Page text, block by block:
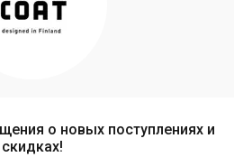
о новых поступлениях и
скидках!